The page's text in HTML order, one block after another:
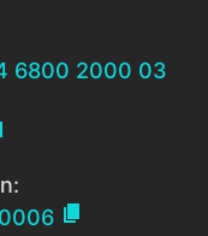
6800 2000 03
